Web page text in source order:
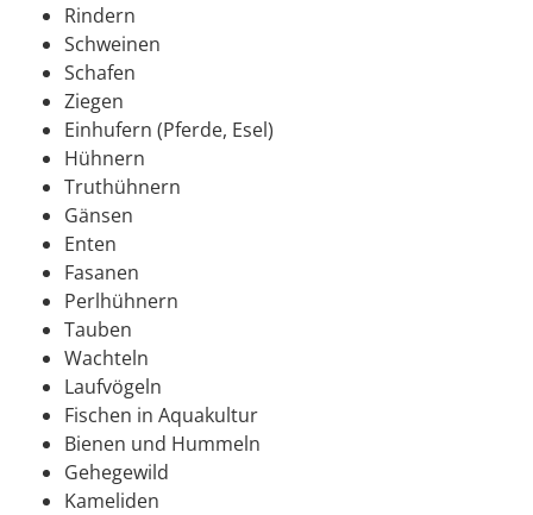
Rindern
Schweinen
Schafen
Ziegen
Einhufern (Pferde, Esel)
Hühnern
Truthühnern
Gänsen
Enten
Fasanen
Perlhühnern
Tauben
Wachteln
Laufvögeln
Fischen in Aquakultur
Bienen und Hummeln
Gehegewild
Kameliden